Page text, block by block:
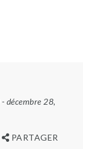
- décembre 28,
PARTAGER